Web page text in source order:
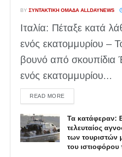
BY ΣΥΝΤΑΚΤΙΚΉ ΟΜΆΔΑ ALLDAYNEWS
Ιταλία: Πέταξε κατά
ενός εκατομμυρίου –
βουνό από σκουπίδια
ενός εκατομμυρίου...
READ MOREDETAILS
Τα κατάφεραν:
τελευταίος
των τουριστών
του